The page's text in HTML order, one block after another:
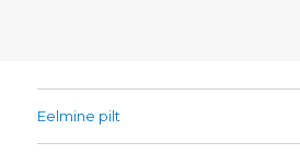
Eelmine pilt